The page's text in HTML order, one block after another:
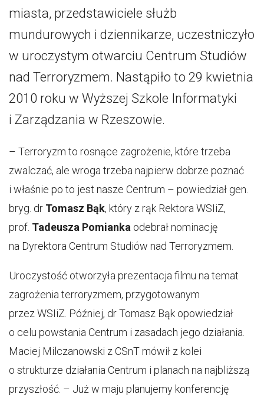
miasta, przedstawiciele służb
mundurowych i dziennikarze, uczestniczyło
w uroczystym otwarciu Centrum Studiów
nad Terroryzmem. Nastąpiło to 29 kwietnia
2010 roku w Wyższej Szkole Informatyki
i Zarządzania w Rzeszowie.
– Terroryzm to rosnące zagrożenie, które trzeba
zwalczać, ale wroga trzeba najpierw dobrze poznać
i właśnie po to jest nasze Centrum – powiedział gen.
bryg. dr Tomasz Bąk, który z rąk Rektora WSIiZ,
prof. Tadeusza Pomianka odebrał nominację
na Dyrektora Centrum Studiów nad Terroryzmem.
Uroczystość otworzyła prezentacja filmu na temat
zagrożenia terroryzmem, przygotowanym
przez WSIiZ. Później, dr Tomasz Bąk opowiedział
o celu powstania Centrum i zasadach jego działania.
Maciej Milczanowski z CSnT mówił z kolei
o strukturze działania Centrum i planach na najbliższą
przyszłość. – Już w maju planujemy konferencję